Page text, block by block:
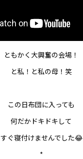
ともかく大興奮の会場！
と私！と私の母！笑
この日布団に入っても
何だかドキドキして
すぐ寝付けませんでした😂
*